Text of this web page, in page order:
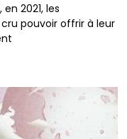
2021, les
pouvoir offrir à leur